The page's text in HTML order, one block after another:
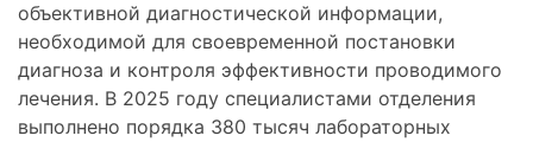
объективной диагностической информации,
необходимой для своевременной постановки
диагноза и контроля эффективности проводимого
лечения. В 2025 году специалистами отделения
выполнено порядка 380 тысяч лабораторных